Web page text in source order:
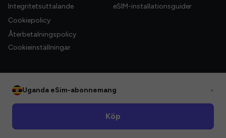
Integritetsuttalande
Cookiepolicy
Återbetalningspolicy
Cookieinställningar
eSIM-installationsguider
Uganda eSim-abonnemang •
Köp